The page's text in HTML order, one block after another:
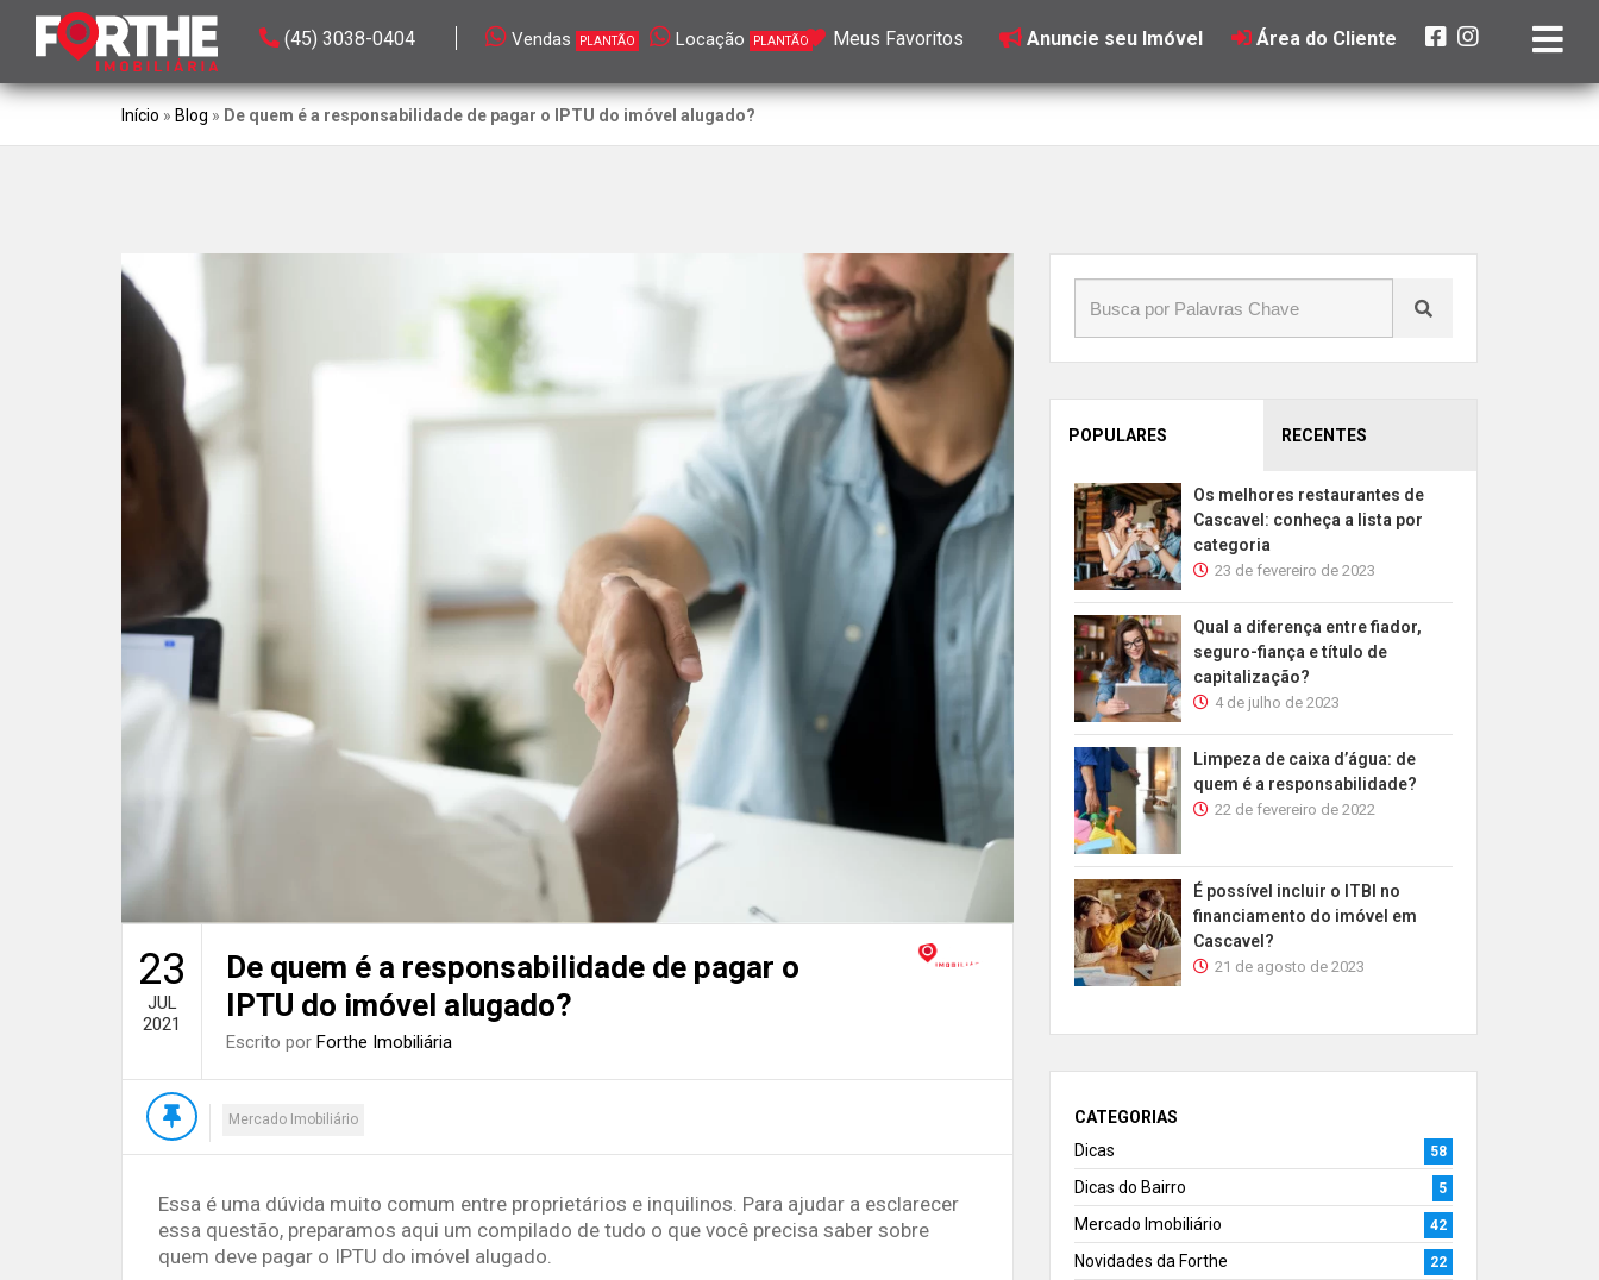
(45) 3038-0404 Vendas PLANTÃO Locação PLANTÃO Meus Favoritos Anuncie seu Imóvel Área do Cliente
Início » Blog » De quem é a responsabilidade de pagar o IPTU do imóvel alugado?
23
JUL
2021
De quem é a responsabilidade de pagar o
IPTU do imóvel alugado?
Escrito por Forthe Imobiliária
Mercado Imobiliário
Essa é uma dúvida muito comum entre proprietários e inquilinos. Para ajudar a esclarecer
essa questão, preparamos aqui um compilado de tudo o que você precisa saber sobre
quem deve pagar o IPTU do imóvel alugado.
POPULARES RECENTES
Os melhores restaurantes de
Cascavel: conheça a lista por
categoria
23 de fevereiro de 2023
Qual a diferença entre fiador,
seguro-fiança e título de
capitalização?
4 de julho de 2023
Limpeza de caixa d’água: de
quem é a responsabilidade?
22 de fevereiro de 2022
É possível incluir o ITBI no
financiamento do imóvel em
Cascavel?
21 de agosto de 2023
CATEGORIAS
Dicas
58
Dicas do Bairro 5
Mercado Imobiliário 42
Novidades da Forthe 22